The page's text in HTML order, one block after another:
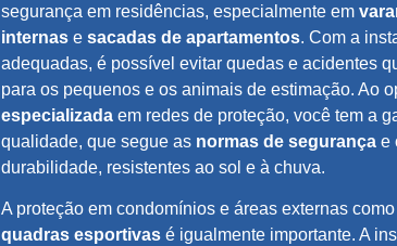
segurança em residências, especialmente em
internas e sacadas de apartamentos. Com a
adequadas, é possível evitar quedas e acidentes
para os pequenos e os animais de estimação. Ao
especializada em redes de proteção, você tem a
qualidade, que segue as normas de segurança e
durabilidade, resistentes ao sol e à chuva.
A proteção em condomínios e áreas externas como
quadras esportivas é igualmente importante. A